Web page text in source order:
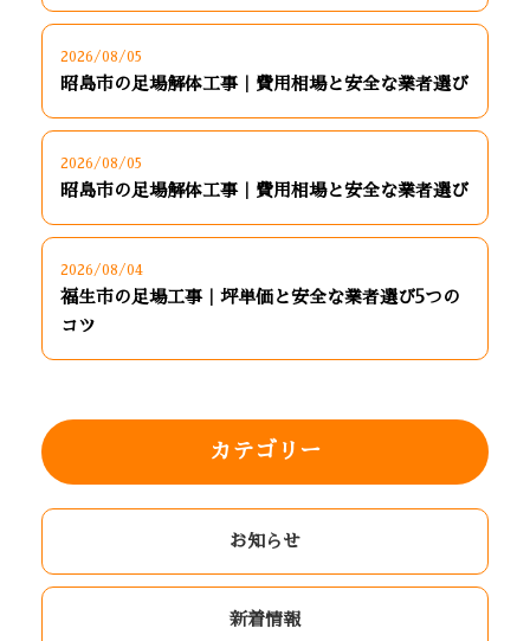
2026/08/05
昭島市の足場解体工事｜費用相場と安全な業者選び
2026/08/05
昭島市の足場解体工事｜費用相場と安全な業者選び
2026/08/04
福生市の足場工事｜坪単価と安全な業者選び5つの
コツ
カテゴリー
お知らせ
新着情報